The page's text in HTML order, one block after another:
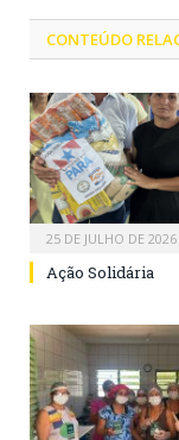
CONTEÚDO
25 DE JULHO DE 2026
Ação Solidária